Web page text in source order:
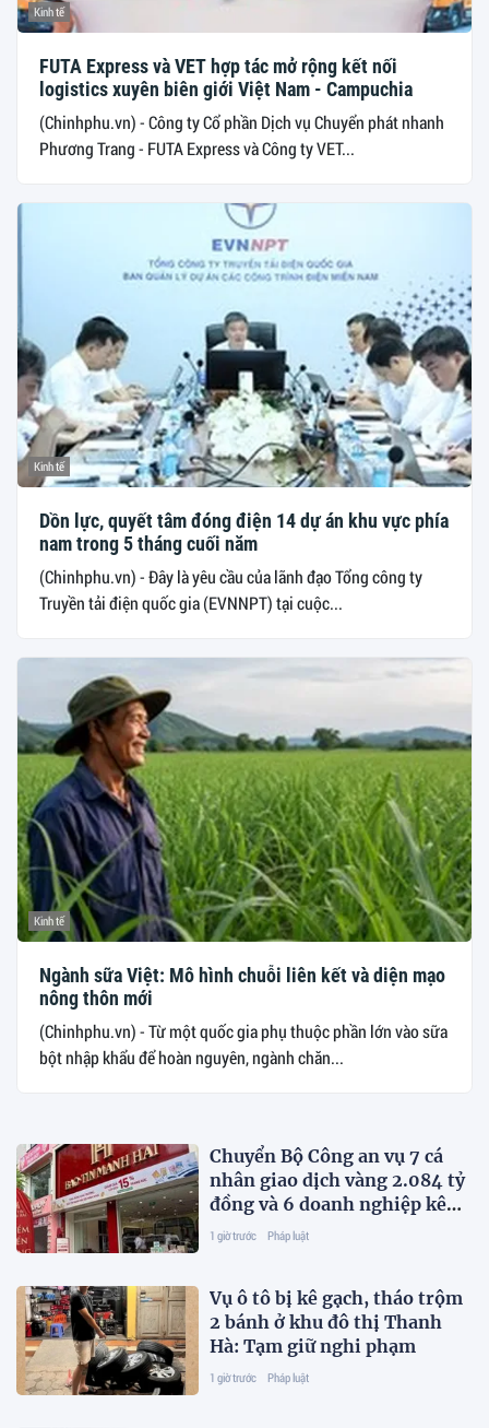
Kinh tế
FUTA Express và VET hợp tác mở rộng kết nối
logistics xuyên biên giới Việt Nam - Campuchia
(Chinhphu.vn) - Công ty Cổ phần Dịch vụ Chuyển phát nhanh
Phương Trang - FUTA Express và Công ty VET...
Kinh tế
Dồn lực, quyết tâm đóng điện 14 dự án khu vực phía
nam trong 5 tháng cuối năm
(Chinhphu.vn) - Đây là yêu cầu của lãnh đạo Tổng công ty
Truyền tải điện quốc gia (EVNNPT) tại cuộc...
Kinh tế
Ngành sữa Việt: Mô hình chuỗi liên kết và diện mạo
nông thôn mới
(Chinhphu.vn) - Từ một quốc gia phụ thuộc phần lớn vào sữa
bột nhập khẩu để hoàn nguyên, ngành chăn...
Chuyển Bộ Công an vụ 7 cá
nhân giao dịch vàng 2.084 tỷ
đồng và 6 doanh nghiệp kê
khai sai thuế
1 giờ trước Pháp luật
Vụ ô tô bị kê gạch, tháo trộm
2 bánh ở khu đô thị Thanh
Hà: Tạm giữ nghi phạm
1 giờ trước Pháp luật